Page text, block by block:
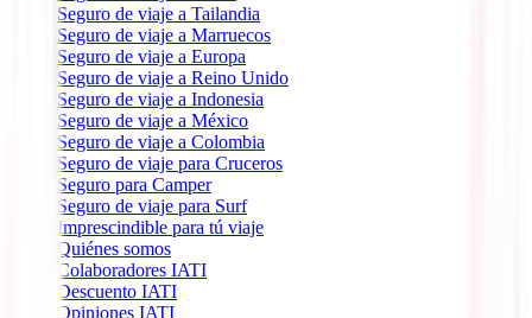
Seguro de viaje a Tailandia
Seguro de viaje a Marruecos
Seguro de viaje a Europa
Seguro de viaje a Reino Unido
Seguro de viaje a Indonesia
Seguro de viaje a México
Seguro de viaje a Colombia
Seguro de viaje para Cruceros
Seguro para Camper
Seguro de viaje para Surf
Imprescindible para tú viaje
Quiénes somos
Colaboradores IATI
Descuento IATI
Opiniones IATI